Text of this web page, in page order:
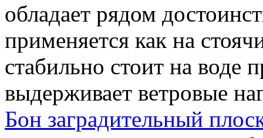
обладает рядом
применяется как на
стабильно стоит на воде
выдерживает ветровые
Бон заградительный